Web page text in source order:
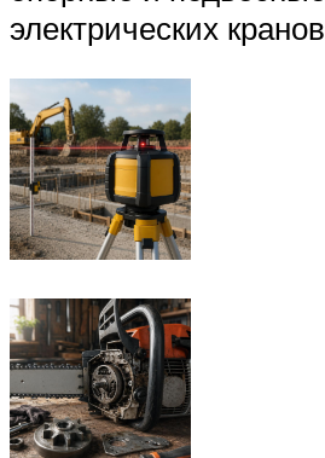
электрических кранов